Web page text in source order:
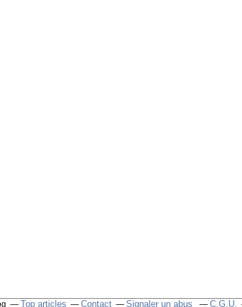
Top articles Contact Signaler un abus C.G.U.